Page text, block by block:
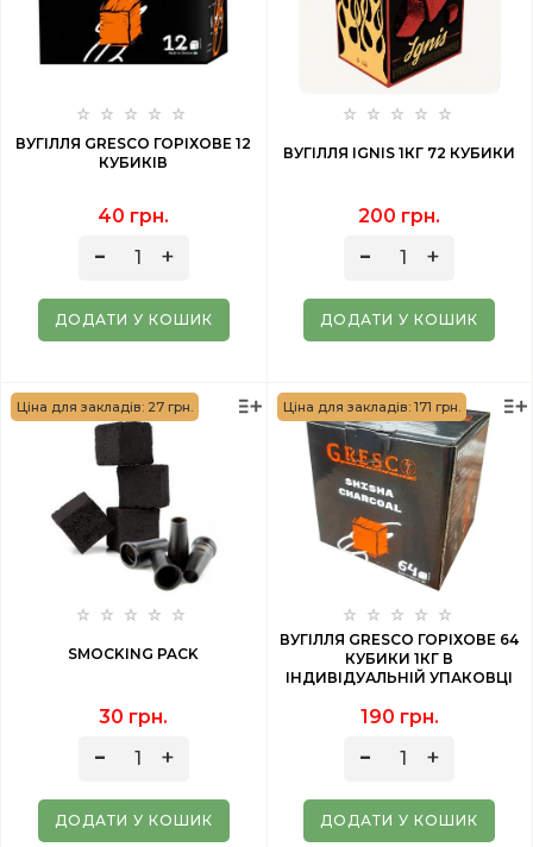
ВУГІЛЛЯ GRESCO ГОРІХОВЕ 12
КУБИКІВ
40 грн.
ДОДАТИ У КОШИК
ВУГІЛЛЯ IGNIS 1КГ 72 КУБИКИ
200 грн.
ДОДАТИ У КОШИК
Ціна для закладів: 27 грн.
SMOCKING PACK
30 грн.
ДОДАТИ У КОШИК
Ціна для закладів: 171 грн.
ВУГІЛЛЯ GRESCO ГОРІХОВЕ 64
КУБИКИ 1КГ В
ІНДИВІДУАЛЬНІЙ УПАКОВЦІ
190 грн.
ДОДАТИ У КОШИК